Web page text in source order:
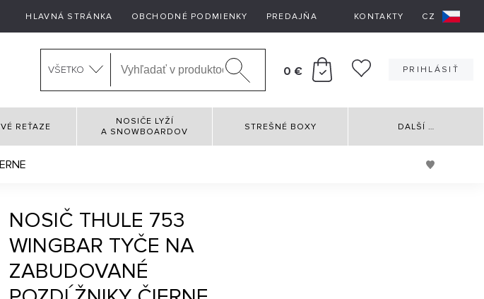
HLAVNÁ STRÁNKA OBCHODNÉ PODMIENKY PREDAJŇA KONTAKTY CZ
VŠETKO 0 € PRIHLÁSIŤ
REŤAZE
NOSIČE LYŽÍ
A SNOWBOARDOV
STREŠNÉ BOXY DALŠÍ …
NOSIČ THULE 753
WINGBAR TYČE NA
ZABUDOVANÉ